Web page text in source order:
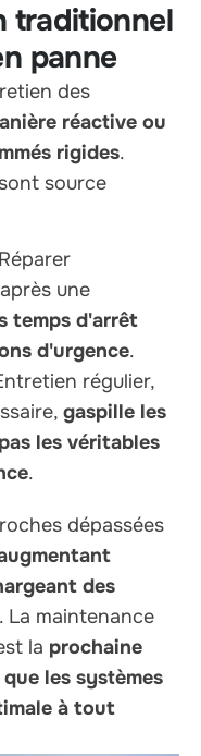
traditionnel
panne
des
réactive ou
rigides.
source
Réparer
une
temps d'arrêt
d'urgence.
régulier,
gaspille les
les véritables
.
dépassées
des
. La maintenance
la prochaine
les systèmes
à tout